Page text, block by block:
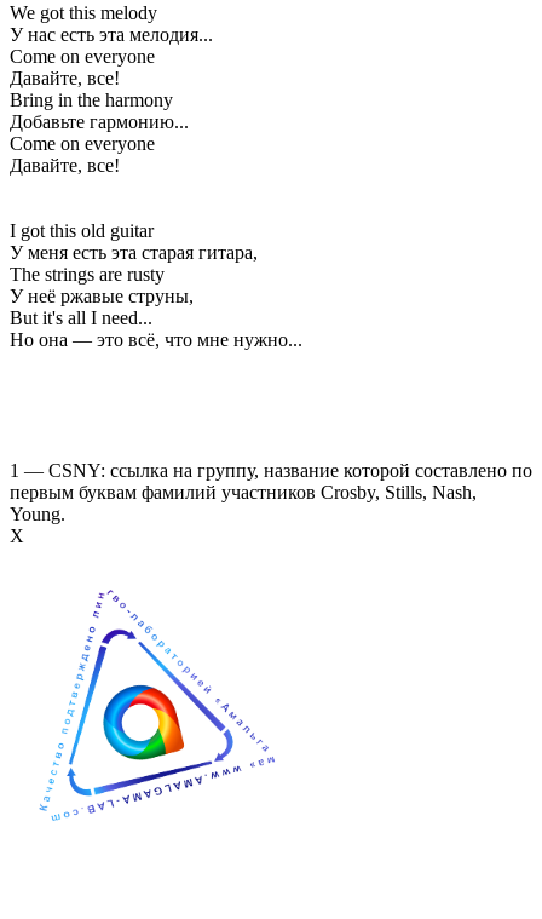
We got this melody
У нас есть эта мелодия...
Come on everyone
Давайте, все!
Bring in the harmony
Добавьте гармонию...
Come on everyone
Давайте, все!
I got this old guitar
У меня есть эта старая гитара,
The strings are rusty
У неё ржавые струны,
But it's all I need...
Но она — это всё, что мне нужно...
1 — CSNY: ссылка на группу, название которой составлено по
первым буквам фамилий участников Crosby, Stills, Nash,
Young.
Х